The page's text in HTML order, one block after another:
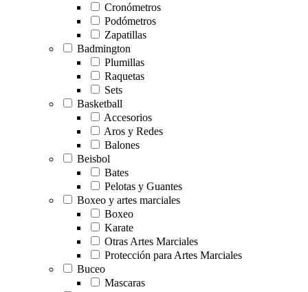
Cronómetros
Podómetros
Zapatillas
Badmington
Plumillas
Raquetas
Sets
Basketball
Accesorios
Aros y Redes
Balones
Beisbol
Bates
Pelotas y Guantes
Boxeo y artes marciales
Boxeo
Karate
Otras Artes Marciales
Protección para Artes Marciales
Buceo
Mascaras